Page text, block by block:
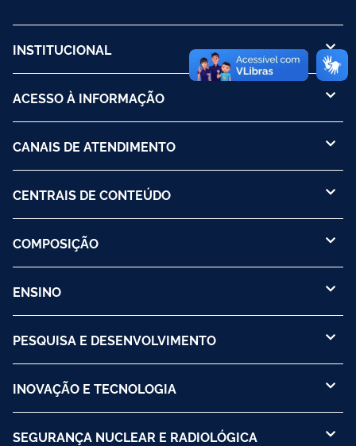
INSTITUCIONAL
ACESSO À INFORMAÇÃO
CANAIS DE ATENDIMENTO
CENTRAIS DE CONTEÚDO
COMPOSIÇÃO
ENSINO
PESQUISA E DESENVOLVIMENTO
INOVAÇÃO E TECNOLOGIA
SEGURANÇA NUCLEAR E RADIOLÓGICA